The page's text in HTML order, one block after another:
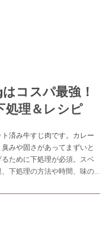
コスパ最強！
処理＆レシピ
済み牛すじ肉です。カレー
みや固さがあってまずいと
ために下処理が必須。スペ
下処理の方法や時間、味の